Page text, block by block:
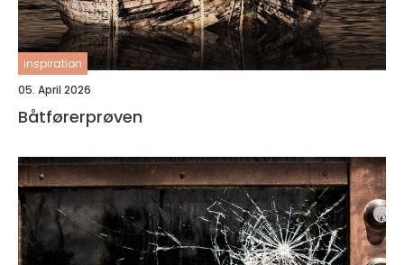
inspiration
05. April 2026
Båtførerprøven